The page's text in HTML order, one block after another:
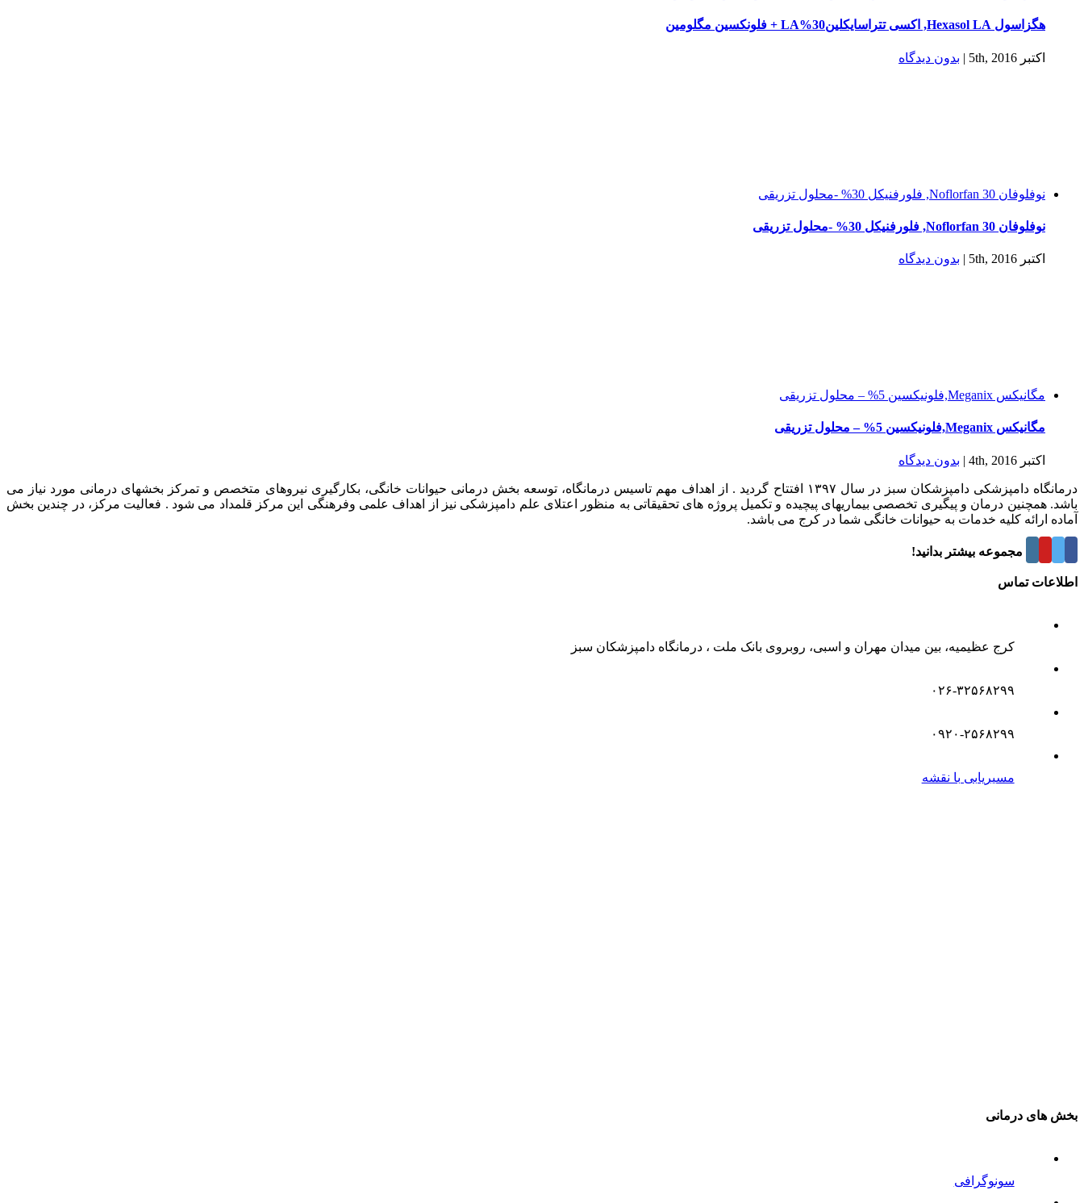
هگزاسول Hexasol LA, اکسی تتراسایکلین30%LA + فلونکسین مگلومین
اکتبر 5th, 2016 | بدون ديدگاه
نوفلوفان 30 Noflorfan, فلورفنیکل 30% -محلول تزریقی
نوفلوفان 30 Noflorfan, فلورفنیکل 30% -محلول تزریقی
اکتبر 5th, 2016 | بدون ديدگاه
مگانيكس Meganix,فلونيكسين 5% – محلول تزریقی
مگانيكس Meganix,فلونيكسين 5% – محلول تزریقی
اکتبر 4th, 2016 | بدون ديدگاه
درمانگاه دامپزشکی دامپزشکان سبز در سال ۱۳۹۷ افتتاح گردید . از اهداف مهم تاسیس درمانگاه، توسعه بخش درمانی حیوانات خانگی، بکارگیری نیروهای متخصص و تمرکز بخشهای درمانی مورد نیاز می
باشد. همچنین درمان و پیگیری تخصصی بیماریهای پیچیده و تکمیل پروژه های تحقیقاتی به منظور اعتلای علم دامپزشکی نیز از اهداف علمی وفرهنگی این مرکز قلمداد می شود . فعالیت مرکز، در چندین بخش
آماده ارائه کلیه خدمات به حیوانات خانگی شما در کرج می باشد.
درباره این مجموعه بیشتر بدانید!
اطلاعات تماس
کرج عظیمیه، بین میدان مهران و اسبی، روبروی بانک ملت ، درمانگاه دامپزشکان سبز
۰۲۶-۳۲۵۶۸۲۹۹
۰۹۲۰-۲۵۶۸۲۹۹
مسیریابی با نقشه
بخش های درمانی
سونوگرافی